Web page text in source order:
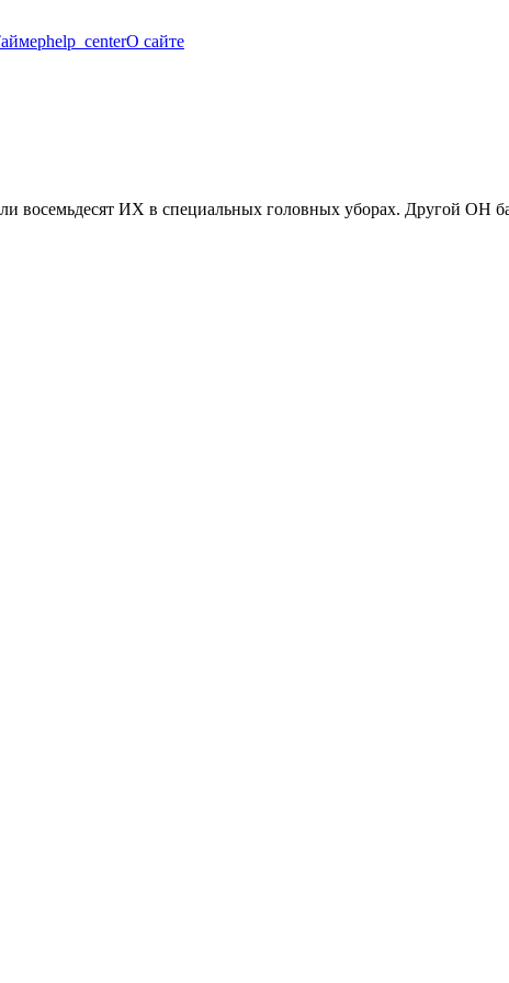
help_centerО сайте
восемьдесят ИХ в специальных головных уборах. Другой ОН